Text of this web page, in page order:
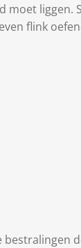
moet liggen.
flink